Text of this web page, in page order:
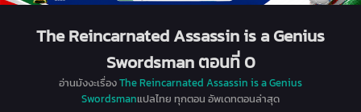
The Reincarnated Assassin is a Genius
Swordsman ตอนที่ 0
อ่านมังงะเรื่องThe Reincarnated Assassin is a Genius
Swordsmanแปลไทย ทุกตอน อัพเดทตอนล่าสุด